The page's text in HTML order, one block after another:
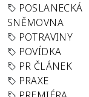
POSLANECKÁ
SNĚMOVNA
POTRAVINY
POVÍDKA
PR ČLÁNEK
PRAXE